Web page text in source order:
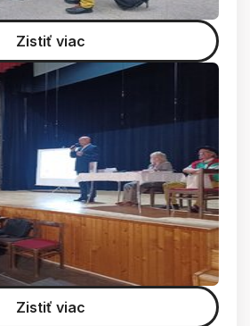
Zistiť viac
Zistiť viac